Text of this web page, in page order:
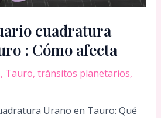
cuadratura
: Cómo afecta
, Tauro, tránsitos planetarios,
Urano en Tauro: Qué